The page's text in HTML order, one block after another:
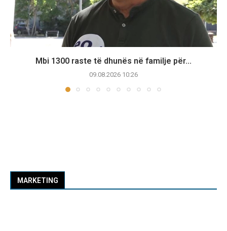
Mbi 1300 raste të dhunës në familje për...
09.08.2026 10:26
MARKETING